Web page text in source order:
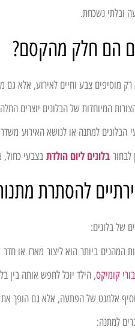
ובלתי נשכחת.
הם חלק מהקסם?
רק מוסיפים צבע וחיים לאירוע, אלא
המיוחדות של הבלונים יוצרים
הבלונים למתנה או לנושא האירוע
לבחור בלונים ליום הולדת בצבעי
להסתרת
של בלונים:
המהנים ביותר הוא ליצור מארז או
קומיקס, הילד יוכל לחפש אותה בין
אלמנט של הפתעה, אלא גם הופך את
למתנה: